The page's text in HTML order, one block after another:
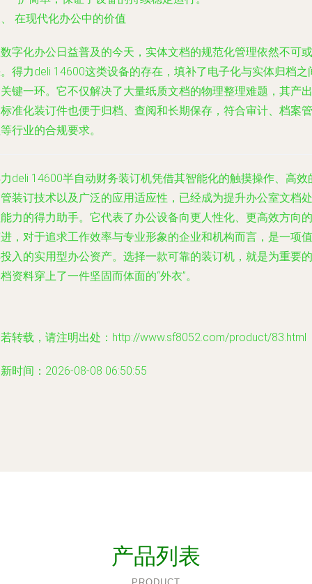
在现代化办公中的价值
字化办公日益普及的今天，实体文档的规范化管理依然不可或
得力deli 14600这类设备的存在，填补了电子化与实体归档之
键一环。它不仅解决了大量纸质文档的物理整理难题，其产出
准化装订件也便于归档、查阅和长期保存，符合审计、档案管
行业的合规要求。
deli 14600半自动财务装订机凭借其智能化的触摸操作、高效
装订技术以及广泛的应用适应性，已经成为提升办公室文档处
力的得力助手。它代表了办公设备向更人性化、更高效方向的
，对于追求工作效率与专业形象的企业和机构而言，是一项值
入的实用型办公资产。选择一款可靠的装订机，就是为重要的
资料穿上了一件坚固而体面的“外衣”。
转载，请注明出处：http://www.sf8052.com/product/83.html
时间：2026-08-08 06:50:55
产品列表